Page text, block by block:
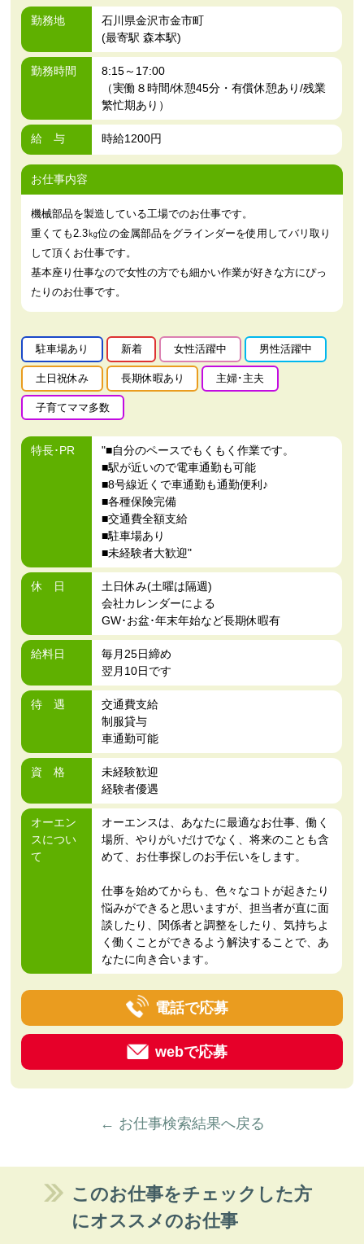
勤務地
石川県金沢市金市町
(最寄駅 森本駅)
勤務時間
8:15～17:00
（実働８時間/休憩45分・有償休憩あり/残業
繁忙期あり）
給 与 時給1200円
お仕事内容
機械部品を製造している工場でのお仕事です。
重くても2.3㎏位の金属部品をグラインダーを使用してバリ取り
して頂くお仕事です。
基本座り仕事なので女性の方でも細かい作業が好きな方にぴっ
たりのお仕事です。
駐車場あり 新着 女性活躍中 男性活躍中
土日祝休み 長期休暇あり 主婦･主夫
子育てママ多数
特長･PR
"■自分のペースでもくもく作業です。
■駅が近いので電車通勤も可能
■8号線近くで車通勤も通勤便利♪
■各種保険完備
■交通費全額支給
■駐車場あり
■未経験者大歓迎"
休 日
土日休み(土曜は隔週)
会社カレンダーによる
GW･お盆･年末年始など長期休暇有
給料日
毎月25日締め
翌月10日です
待 遇
交通費支給
制服貸与
車通勤可能
資 格
未経験歓迎
経験者優遇
オーエン
スについ
て
オーエンスは、あなたに最適なお仕事、働く
場所、やりがいだけでなく、将来のことも含
めて、お仕事探しのお手伝いをします。
仕事を始めてからも、色々なコトが起きたり
悩みができると思いますが、担当者が直に面
談したり、関係者と調整をしたり、気持ちよ
く働くことができるよう解決することで、あ
なたに向き合います。
電話で応募
webで応募
← お仕事検索結果へ戻る
このお仕事をチェックした方
にオススメのお仕事